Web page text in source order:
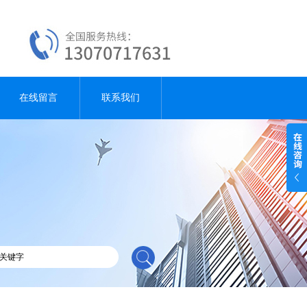
在线留言 联系我们